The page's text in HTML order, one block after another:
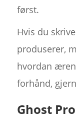
først.
Hvis du
produserer,
hvordan
forhånd,
Ghost